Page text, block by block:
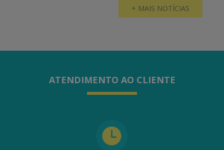
+ MAIS NOTÍCIAS
ATENDIMENTO AO CLIENTE